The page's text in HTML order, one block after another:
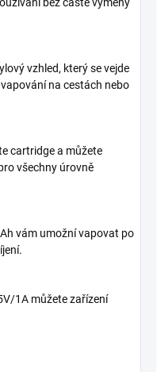
bez časté výměny
vzhled, který se vejde
na cestách nebo
cartridge a můžete
všechny úrovně
vám umožní vapovat po
1A můžete zařízení